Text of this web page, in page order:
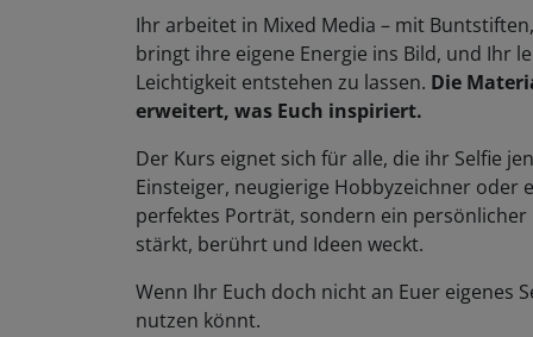
Ihr arbeitet in Mixed Media – mit
bringt ihre eigene Energie ins Bild, und Ihr
Leichtigkeit entstehen zu lassen. Die
erweitert, was Euch inspiriert.
Der Kurs eignet sich für alle, die ihr Selfie
Einsteiger, neugierige Hobbyzeichner
perfektes Porträt, sondern ein
stärkt, berührt und Ideen weckt.
Wenn Ihr Euch doch nicht an Euer eigenes
nutzen könnt.